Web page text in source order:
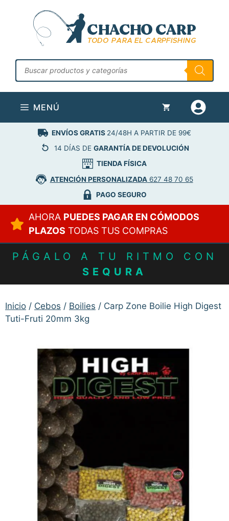
contenido
Búsqueda
de
productos
MENÚ
ENVÍOS GRATIS 24/48H A PARTIR DE 99€
14 DÍAS DE GARANTÍA DE DEVOLUCIÓN
TIENDA FÍSICA
ATENCIÓN PERSONALIZADA627 48 70 65
PAGO SEGURO
AHORA PUEDES PAGAR EN CÓMODOS
PLAZOS TODAS TUS COMPRAS
PÁGALO A TU RITMO CON
SEQURA
Inicio / Cebos / Boilies / Carp Zone Boilie High Digest
Tuti-Fruti 20mm 3kg